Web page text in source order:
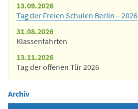
13.09.2026
Tag der Freien Schulen Berlin – 2026
31.08.2026
Klassenfahrten
13.11.2026
Tag der offenen Tür 2026
Archiv